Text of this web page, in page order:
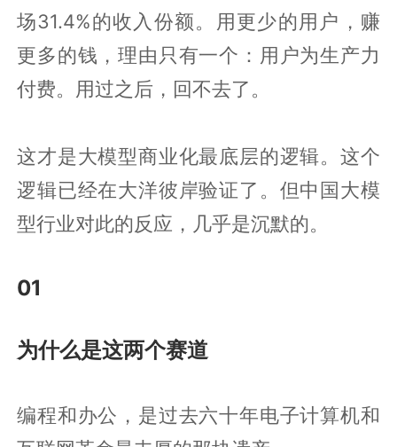
场31.4%的收入份额。用更少的用户，赚
更多的钱，理由只有一个：用户为生产力
付费。用过之后，回不去了。
这才是大模型商业化最底层的逻辑。这个
逻辑已经在大洋彼岸验证了。但中国大模
型行业对此的反应，几乎是沉默的。
01
为什么是这两个赛道
编程和办公，是过去六十年电子计算机和